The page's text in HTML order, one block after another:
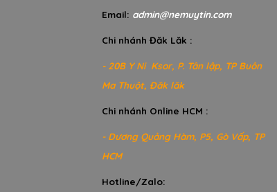
Email: admin@nemuytin.com
Chi nhánh Đăk Lăk :
- 20B Y Ni Ksor, P. Tân lập, TP Buôn
Ma Thuột, Đăk lăk
Chi nhánh Online HCM :
- Dương Quảng Hàm, P5, Gò Vấp, TP
HCM
Hotline/Zalo: